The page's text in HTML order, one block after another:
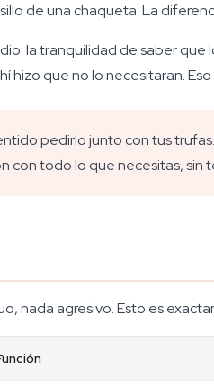
de una chaqueta. La
la tranquilidad de saber
que no lo necesitaran.
pedirlo junto con tus
con todo lo que necesitas,
nada agresivo. Esto es